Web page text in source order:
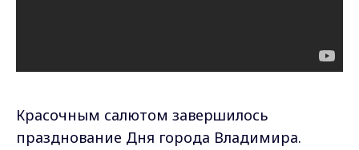
Красочным салютом завершилось
празднование Дня города Владимира.